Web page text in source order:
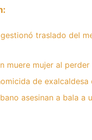
traslado del
muere mujer al
de
asesinan a bala a